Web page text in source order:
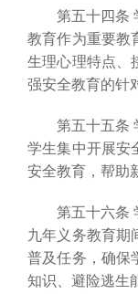
第五十四条 学
教育作为重要教
生理心理特点、
强安全教育的针
第五十五条 学
学生集中开展安
安全教育，帮助
第五十六条 学
九年义务教育期
普及任务，确保
知识、避险逃生